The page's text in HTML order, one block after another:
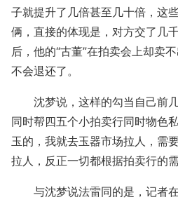
子就提升了几倍甚至几十倍，这
俩，直接的体现是，对方交了几
后，他的“古董”在拍卖会上却卖
不会退还了。
沈梦说，这样的勾当自己前
同时帮四五个小拍卖行同时物色
玉的，我就去玉器市场拉人，需
拉人，反正一切都根据拍卖行的
与沈梦说法雷同的是，记者